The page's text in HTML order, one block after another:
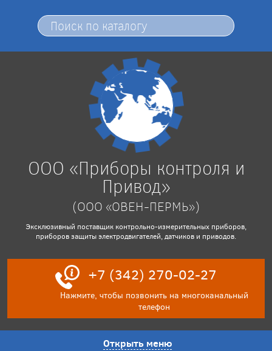
ООО «Приборы контроля и
Привод»
(ООО «ОВЕН-ПЕРМЬ»)
Эксклюзивный поставщик контрольно-измерительных приборов,
приборов защиты электродвигателей, датчиков и приводов.
+7 (342) 270-02-27
Нажмите, чтобы позвонить на многоканальный
телефон
Открыть меню